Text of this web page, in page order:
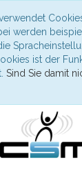
werden
ist der
Sind Sie damit